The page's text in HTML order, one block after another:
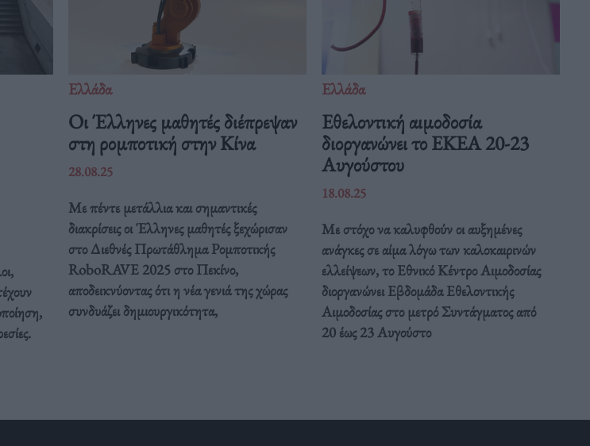
Ελλάδα
Οι Έλληνες μαθητές διέπρεψαν
στη ρομποτική στην Κίνα
28.08.25
Με πέντε μετάλλια και σημαντικές
διακρίσεις οι Έλληνες μαθητές ξεχώρισαν
στο Διεθνές Πρωτάθλημα Ρομποτικής
RoboRAVE 2025 στο Πεκίνο,
αποδεικνύοντας ότι η νέα γενιά της χώρας
συνδυάζει δημιουργικότητα,
Ελλάδα
Eθελοντική αιμοδοσία
διοργανώνει το ΕΚΕΑ 20-23
Αυγούστου
18.08.25
Με στόχο να καλυφθούν οι αυξημένες
ανάγκες σε αίμα λόγω των καλοκαιρινών
ελλείψεων, το Εθνικό Κέντρο Αιμοδοσίας
διοργανώνει Εβδομάδα Εθελοντικής
Αιμοδοσίας στο μετρό Συντάγματος από
20 έως 23 Αυγούστο